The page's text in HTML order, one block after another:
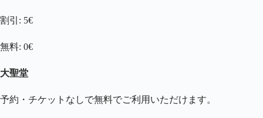
割引: 5€
無料: 0€
大聖堂
予約・チケットなしで無料でご利用いただけます。